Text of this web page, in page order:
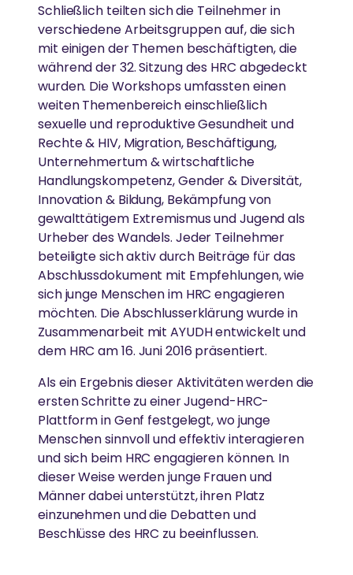
Schließlich teilten sich die Teilnehmer in
verschiedene Arbeitsgruppen auf, die sich
mit einigen der Themen beschäftigten, die
während der 32. Sitzung des HRC abgedeckt
wurden. Die Workshops umfassten einen
weiten Themenbereich einschließlich
sexuelle und reproduktive Gesundheit und
Rechte & HIV, Migration, Beschäftigung,
Unternehmertum & wirtschaftliche
Handlungskompetenz, Gender & Diversität,
Innovation & Bildung, Bekämpfung von
gewalttätigem Extremismus und Jugend als
Urheber des Wandels. Jeder Teilnehmer
beteiligte sich aktiv durch Beiträge für das
Abschlussdokument mit Empfehlungen, wie
sich junge Menschen im HRC engagieren
möchten. Die Abschlusserklärung wurde in
Zusammenarbeit mit AYUDH entwickelt und
dem HRC am 16. Juni 2016 präsentiert.
Als ein Ergebnis dieser Aktivitäten werden die
ersten Schritte zu einer Jugend-HRC-
Plattform in Genf festgelegt, wo junge
Menschen sinnvoll und effektiv interagieren
und sich beim HRC engagieren können. In
dieser Weise werden junge Frauen und
Männer dabei unterstützt, ihren Platz
einzunehmen und die Debatten und
Beschlüsse des HRC zu beeinflussen.